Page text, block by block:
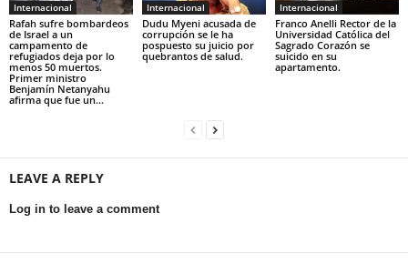
Internacional
Rafah sufre bombardeos
de Israel a un
campamento de
refugiados deja por lo
menos 50 muertos.
Primer ministro
Benjamín Netanyahu
afirma que fue un...
Internacional
Dudu Myeni acusada de
corrupción se le ha
pospuesto su juicio por
quebrantos de salud.
Internacional
Franco Anelli Rector de la
Universidad Católica del
Sagrado Corazón se
suicido en su
apartamento.
LEAVE A REPLY
Log in to leave a comment